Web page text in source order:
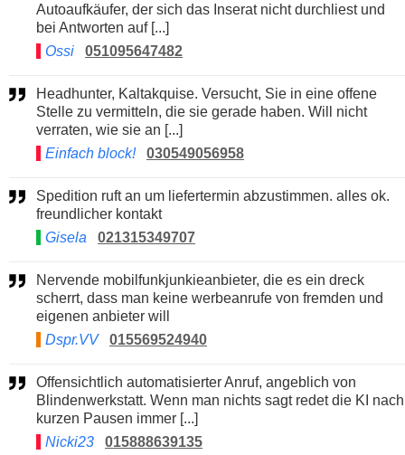
Autoaufkäufer, der sich das Inserat nicht durchliest und
bei Antworten auf [...]
Ossi
051095647482
Headhunter, Kaltakquise. Versucht, Sie in eine offene
Stelle zu vermitteln, die sie gerade haben. Will nicht
verraten, wie sie an [...]
Einfach block!
030549056958
Spedition ruft an um liefertermin abzustimmen. alles ok.
freundlicher kontakt
Gisela
021315349707
Nervende mobilfunkjunkieanbieter, die es ein dreck
scherrt, dass man keine werbeanrufe von fremden und
eigenen anbieter will
Dspr.VV
015569524940
Offensichtlich automatisierter Anruf, angeblich von
Blindenwerkstatt. Wenn man nichts sagt redet die KI nach
kurzen Pausen immer [...]
Nicki23
015888639135